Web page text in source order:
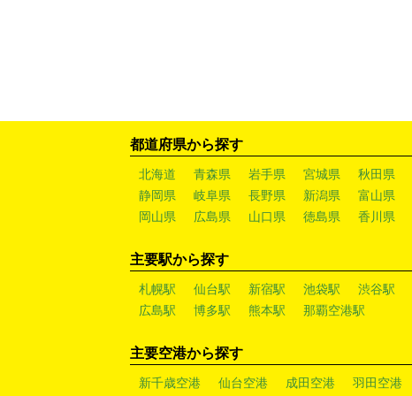
都道府県から探す
北海道 青森県 岩手県 宮城県 秋田県
静岡県
岐阜県 長野県 新潟県 富山県
岡山県
広島県 山口県 徳島県 香川県
主要駅から探す
札幌駅 仙台駅 新宿駅 池袋駅 渋谷駅
広島駅
博多駅 熊本駅 那覇空港駅
主要空港から探す
新千歳空港 仙台空港 成田空港 羽田空港